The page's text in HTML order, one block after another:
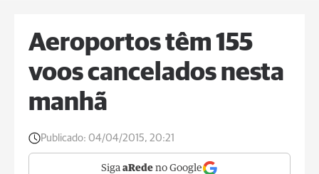
Aeroportos têm 155
voos cancelados nesta
manhã
Publicado: 04/04/2015, 20:21
Siga aRede no Google